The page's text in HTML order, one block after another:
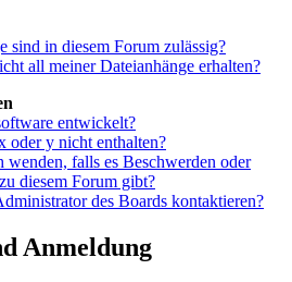
sind in diesem Forum zulässig?
all meiner Dateianhänge erhalten?
entwickelt?
oder y nicht enthalten?
falls es Beschwerden oder
diesem Forum gibt?
des Boards kontaktieren?
Anmeldung